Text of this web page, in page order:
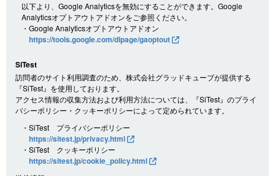
以下より、Google Analyticsを無効にすることができます。Google
Analyticsオプトアウトアドオンをご参照ください。
・Google Analyticsオプトアウトアドオン
https://tools.google.com/dlpage/gaoptout
SiTest
訪問者のサイト利用調査のため、株式会社グラッドキューブが提供する
『SiTest』を使用しております。
アクセス情報の収集方法および利用方法については、『SiTest』のプライ
バシーポリシー・クッキーポリシーによって定められています。
・SiTest プライバシーポリシー
https://sitest.jp/privacy.html
・SiTest クッキーポリシー
https://sitest.jp/cookie_policy.html